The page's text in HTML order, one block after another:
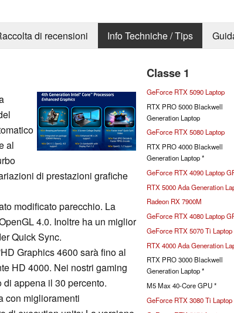
di recensioni Info Techniche / Tips
al
di prestazioni grafiche
modificato parecchio. La
4.0. Inoltre ha un miglior
Quick Sync.
Graphics 4600 sarà fino al
HD 4000. Nei nostri gaming
appena il 30 percento.
con miglioramenti
Classe 1
GeForce RTX 5090 Laptop
RTX PRO 5000 Blackwell
Generation Laptop
GeForce RTX 5080 Laptop
RTX PRO 4000 Blackwell
Generation Laptop *
GeForce RTX 4090 Laptop
RTX 5000 Ada Generation
Radeon RX 7900M
GeForce RTX 4080 Laptop
GeForce RTX 5070 Ti Laptop
RTX 4000 Ada Generation
RTX PRO 3000 Blackwell
Generation Laptop *
M5 Max 40-Core GPU *
GeForce RTX 3080 Ti